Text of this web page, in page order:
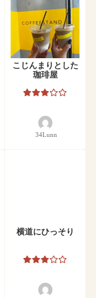
こじんまりとした
珈琲屋
34Lunn
横道にひっそり